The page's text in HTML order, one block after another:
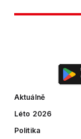
Aktuálně
Léto 2026
Politika